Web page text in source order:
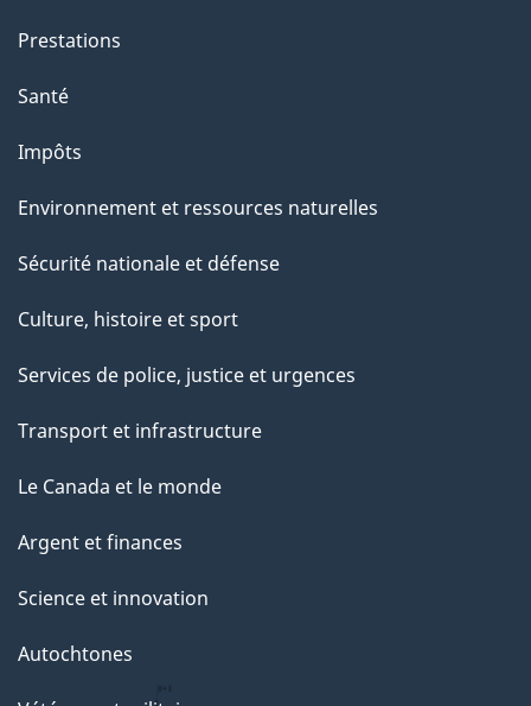
Prestations
Santé
Impôts
Environnement et ressources naturelles
Sécurité nationale et défense
Culture, histoire et sport
Services de police, justice et urgences
Transport et infrastructure
Le Canada et le monde
Argent et finances
Science et innovation
Autochtones